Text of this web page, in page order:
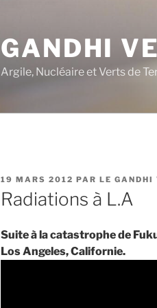
GANDHI
Argile, Nucléaire et Verts de
PUBLIÉ
LE
19 MARS 2012 PAR LE GANDHI
Radiations à L.A
Suite à la catastrophe de
Los Angeles, Californie.